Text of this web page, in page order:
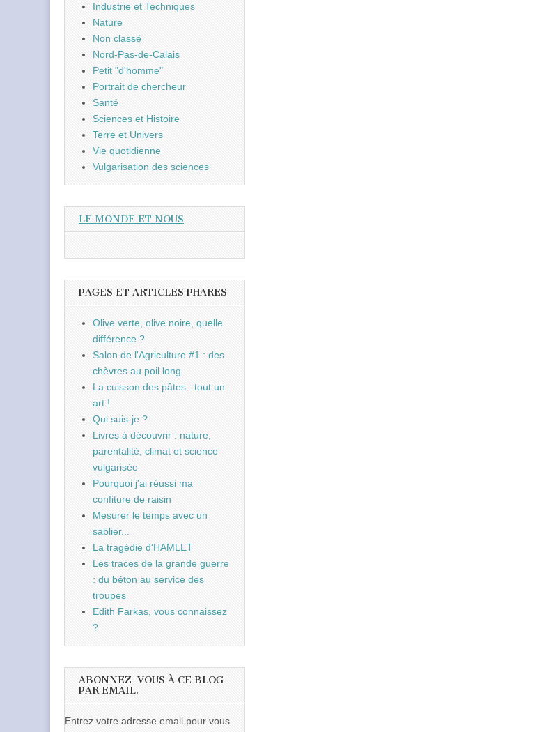
Industrie et Techniques
Nature
Non classé
Nord-Pas-de-Calais
Petit "d'homme"
Portrait de chercheur
Santé
Sciences et Histoire
Terre et Univers
Vie quotidienne
Vulgarisation des sciences
LE MONDE ET NOUS
PAGES ET ARTICLES PHARES
Olive verte, olive noire, quelle
différence ?
Salon de l'Agriculture #1 : des
chèvres au poil long
La cuisson des pâtes : tout un
art !
Qui suis-je ?
Livres à découvrir : nature,
parentalité, climat et science
vulgarisée
Pourquoi j'ai réussi ma
confiture de raisin
Mesurer le temps avec un
sablier...
La tragédie d'HAMLET
Les traces de la grande guerre
: du béton au service des
troupes
Edith Farkas, vous connaissez
?
ABONNEZ-VOUS À CE BLOG
PAR EMAIL.
Entrez votre adresse email pour vous